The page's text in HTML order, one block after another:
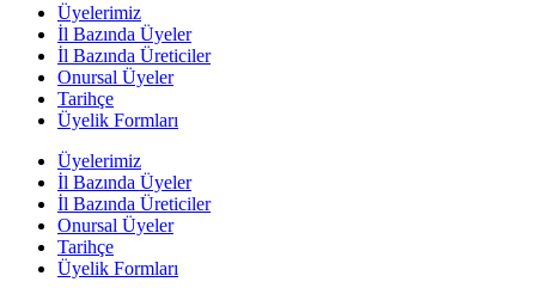
Üyelerimiz
İl Bazında Üyeler
İl Bazında Üreticiler
Onursal Üyeler
Tarihçe
Üyelik Formları
Üyelerimiz
İl Bazında Üyeler
İl Bazında Üreticiler
Onursal Üyeler
Tarihçe
Üyelik Formları